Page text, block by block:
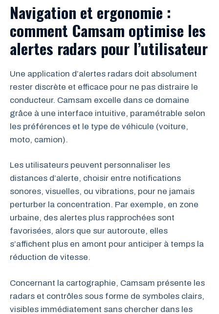
Navigation et ergonomie :
comment Camsam optimise les
alertes radars pour l’utilisateur
Une application d’alertes radars doit absolument
rester discrète et efficace pour ne pas distraire le
conducteur. Camsam excelle dans ce domaine
grâce à une interface intuitive, paramétrable selon
les préférences et le type de véhicule (voiture,
moto, camion).
Les utilisateurs peuvent personnaliser les
distances d’alerte, choisir entre notifications
sonores, visuelles, ou vibrations, pour ne jamais
perturber la concentration. Par exemple, en zone
urbaine, des alertes plus rapprochées sont
favorisées, alors que sur autoroute, elles
s’affichent plus en amont pour anticiper à temps la
réduction de vitesse.
Concernant la cartographie, Camsam présente les
radars et contrôles sous forme de symboles clairs,
visibles immédiatement sans chercher dans les